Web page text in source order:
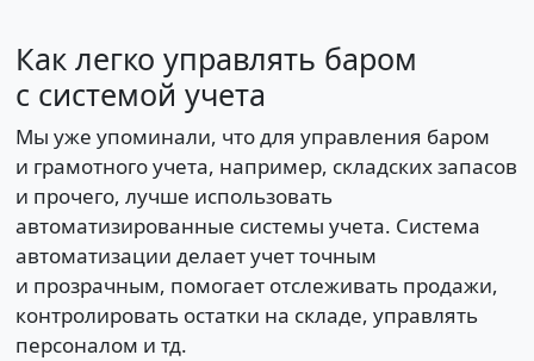
Как легко управлять баром
с системой учета
Мы уже упоминали, что для управления баром
и грамотного учета, например, складских запасов
и прочего, лучше использовать
автоматизированные системы учета. Система
автоматизации делает учет точным
и прозрачным, помогает отслеживать продажи,
контролировать остатки на складе, управлять
персоналом и тд.